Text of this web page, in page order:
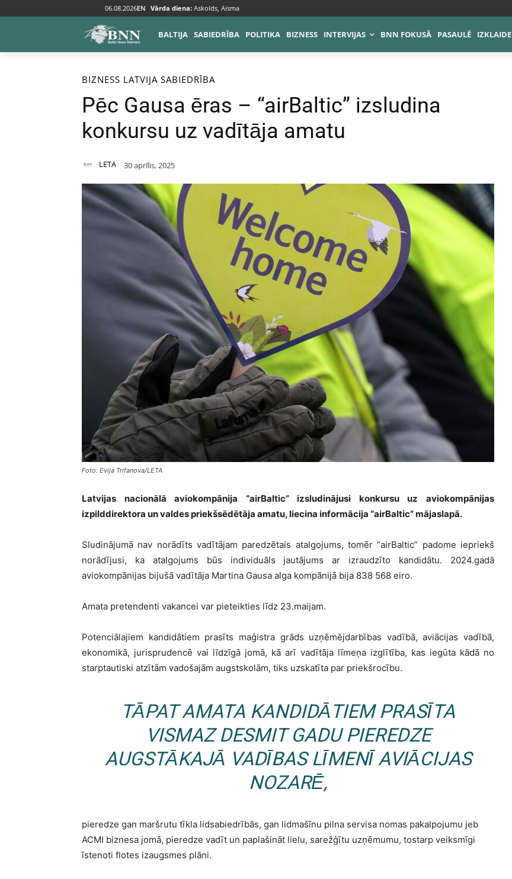
06.08.2026EN Vārda diena: Askolds, Aisma
BALTIJA SABIEDRĪBA POLITIKA BIZNESS INTERVIJAS BNN FOKUSĀ PASAULĒ IZKLAIDE
Sākums Bizness
BIZNESS LATVIJA SABIEDRĪBA
Pēc Gausa ēras – “airBaltic” izsludina
konkursu uz vadītāja amatu
LETA 30 aprīlis, 2025
Foto: Evija Trifanova/LETA
Latvijas nacionālā aviokompānija “airBaltic” izsludinājusi konkursu uz aviokompānijas
izpilddirektora un valdes priekšsēdētāja amatu, liecina informācija “airBaltic” mājaslapā.
Sludinājumā nav norādīts vadītājam paredzētais atalgojums, tomēr “airBaltic” padome iepriekš
norādījusi, ka atalgojums būs individuāls jautājums ar izraudzīto kandidātu. 2024.gadā
aviokompānijas bijušā vadītāja Martina Gausa alga kompānijā bija 838 568 eiro.
Amata pretendenti vakancei var pieteikties līdz 23.maijam.
Potenciālajiem kandidātiem prasīts maģistra grāds uzņēmējdarbības vadībā, aviācijas vadībā,
ekonomikā, jurisprudencē vai līdzīgā jomā, kā arī vadītāja līmeņa izglītība, kas iegūta kādā no
starptautiski atzītām vadošajām augstskolām, tiks uzskatīta par priekšrocību.
TĀPAT AMATA KANDIDĀTIEM PRASĪTA
VISMAZ DESMIT GADU PIEREDZE
AUGSTĀKAJĀ VADĪBAS LĪMENĪ AVIĀCIJAS
NOZARĒ,
pieredze gan maršrutu tīkla lidsabiedrībās, gan lidmašīnu pilna servisa nomas pakalpojumu jeb
ACMI biznesa jomā, pieredze vadīt un paplašināt lielu, sarežģītu uzņēmumu, tostarp veiksmīgi
īstenoti flotes izaugsmes plāni.